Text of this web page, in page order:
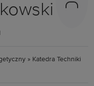
» Katedra Techniki